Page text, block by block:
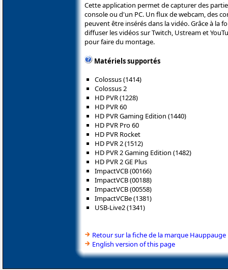
Cette application permet de capturer des
console ou d'un PC. Un flux de webcam, des
peuvent être insérés dans la vidéo. Grâce à la
diffuser les vidéos sur Twitch, Ustream et
pour faire du montage.
Matériels supportés
Colossus (1414)
Colossus 2
HD PVR (1228)
HD PVR 60
HD PVR Gaming Edition (1440)
HD PVR Pro 60
HD PVR Rocket
HD PVR 2 (1512)
HD PVR 2 Gaming Edition (1482)
HD PVR 2 GE Plus
ImpactVCB (00166)
ImpactVCB (00188)
ImpactVCB (00558)
ImpactVCBe (1381)
USB-Live2 (1341)
Retour sur la fiche de la marque Hauppauge
English version of this page